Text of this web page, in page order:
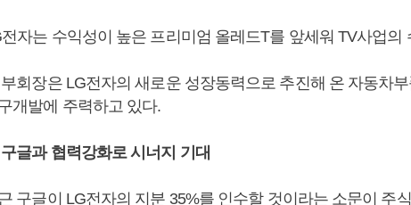
자는 수익성이 높은 프리미엄 올레드T를 앞세워 TV사업의
회장은 LG전자의 새로운 성장동력으로 추진해 온 자동차
개발에 주력하고 있다.
글과 협력강화로 시너지 기대
구글이 LG전자의 지분 35%를 인수할 것이라는 소문이 주